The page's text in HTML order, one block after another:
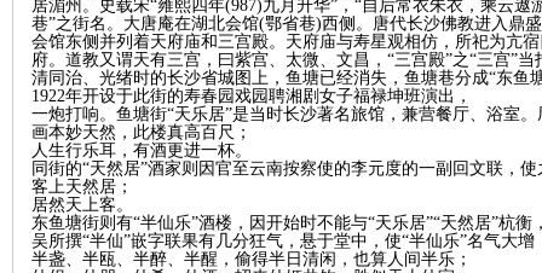
居湄州。史载宋“雍熙四年(987)九月升华”，“自后常衣朱衣，乘云
巷”之街名。大唐庵在湖北会馆(鄂省巷)西侧。唐代长沙佛教进入鼎
会馆东侧并列着天府庙和三宫殿。天府庙与寿星观相仿，所祀为亢
府。道教又谓天有三宫，曰紫宫、太微、文昌，“三宫殿”之“三宫”
清同治、光绪时的长沙省城图上，鱼塘已经消失，鱼塘巷分成“东鱼
1922年开设于此街的寿春园戏园聘湘剧女子福禄坤班演出，
一炮打响。鱼塘街“天乐居”是当时长沙著名旅馆，兼营餐厅、浴室
画本妙天然，此楼真高百尺；
人生行乐耳，有酒更进一杯。
同街的“天然居”酒家则因官至云南按察使的李元度的一副回文联，
客上天然居；
居然天上客。
东鱼塘街则有“半仙乐”酒楼，因开始时不能与“天乐居”“天然居”杭
吴所撰“半仙”嵌字联果有几分狂气，悬于堂中，使“半仙乐”名气大增
半盏、半瓯、半醉、半醒，偷得半日清闲，也算人间半乐；